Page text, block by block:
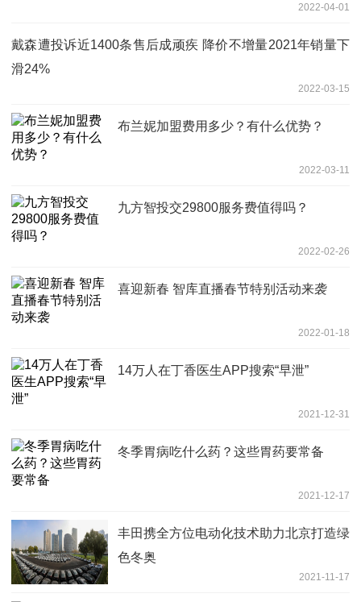
2022-04-01
戴森遭投诉近1400条售后成顽疾 降价不增量2021年销量下
滑24%
2022-03-15
布兰妮加盟费用多少？有什么优势？
2022-03-11
九方智投交29800服务费值得吗？
2022-02-26
喜迎新春 智库直播春节特别活动来袭
2022-01-18
14万人在丁香医生APP搜索“早泄”
2021-12-31
冬季胃病吃什么药？这些胃药要常备
2021-12-17
丰田携全方位电动化技术助力北京打造绿
色冬奥
2021-11-17